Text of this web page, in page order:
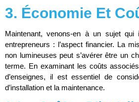
3. Économie Et
Maintenant, venons-en à un sujet qui
entrepreneurs : l’aspect financier. La
non lumineuses peut s’avérer être un
terme. En examinant les coûts
d’enseignes, il est essentiel de
d’installation et la maintenance.